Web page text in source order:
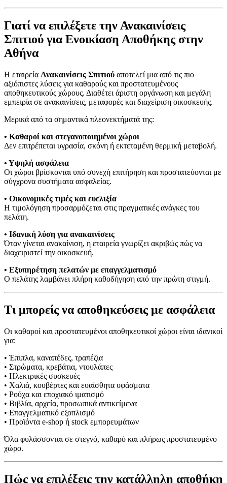
Γιατί να επιλέξετε την Ανακαινίσεις
Σπιτιού για Ενοικίαση Αποθήκης στην
Αθήνα
Η εταιρεία Ανακαινίσεις Σπιτιού αποτελεί μια από τις πιο
αξιόπιστες λύσεις για καθαρούς και προστατευμένους
αποθηκευτικούς χώρους. Διαθέτει άριστη οργάνωση και μεγάλη
εμπειρία σε ανακαινίσεις, μεταφορές και διαχείριση οικοσκευής.
Μερικά από τα σημαντικά πλεονεκτήματά της:
• Καθαροί και στεγανοποιημένοι χώροι
Δεν επιτρέπεται υγρασία, σκόνη ή εκτεταμένη θερμική μεταβολή.
• Υψηλή ασφάλεια
Οι χώροι βρίσκονται υπό συνεχή επιτήρηση και προστατεύονται με
σύγχρονα συστήματα ασφαλείας.
• Οικονομικές τιμές και ευελιξία
Η τιμολόγηση προσαρμόζεται στις πραγματικές ανάγκες του
πελάτη.
• Ιδανική λύση για ανακαινίσεις
Όταν γίνεται ανακαίνιση, η εταιρεία γνωρίζει ακριβώς πώς να
διαχειριστεί την οικοσκευή.
• Εξυπηρέτηση πελατών με επαγγελματισμό
Ο πελάτης λαμβάνει πλήρη καθοδήγηση από την πρώτη στιγμή.
Τι μπορείς να αποθηκεύσεις με ασφάλεια
Οι καθαροί και προστατευμένοι αποθηκευτικοί χώροι είναι ιδανικοί
για:
• Έπιπλα, καναπέδες, τραπέζια
• Στρώματα, κρεβάτια, ντουλάπες
• Ηλεκτρικές συσκευές
• Χαλιά, κουβέρτες και ευαίσθητα υφάσματα
• Ρούχα και εποχιακό ιματισμό
• Βιβλία, αρχεία, προσωπικά αντικείμενα
• Επαγγελματικό εξοπλισμό
• Προϊόντα e-shop ή stock εμπορευμάτων
Όλα φυλάσσονται σε στεγνό, καθαρό και πλήρως προστατευμένο
χώρο.
Πώς να επιλέξεις την κατάλληλη αποθήκη